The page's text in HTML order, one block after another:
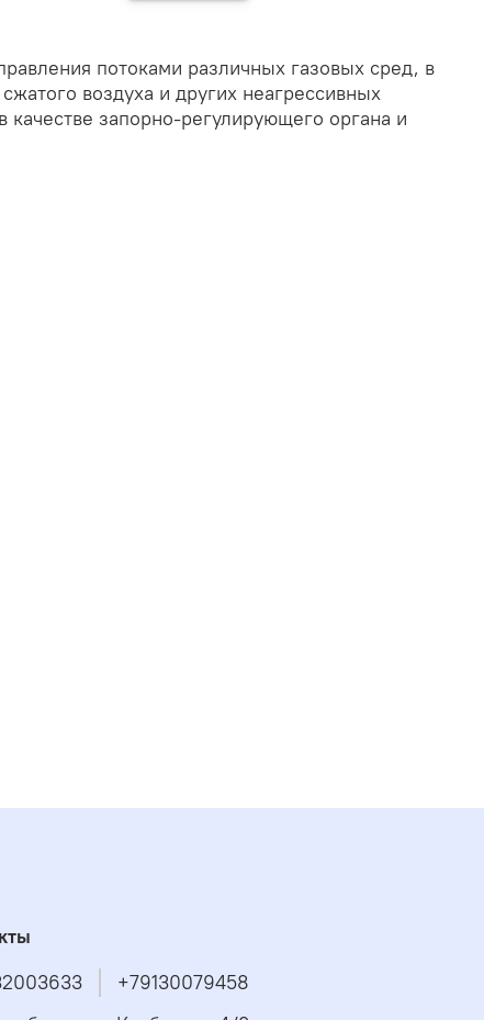
потоками различных газовых сред, в
воздуха и других неагрессивных
запорно-регулирующего органа и
+79130079458